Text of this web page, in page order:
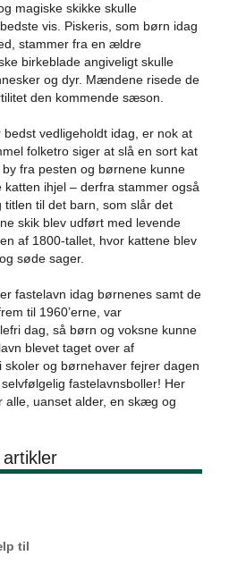
magiske skikke skulle
vis. Piskeris, som børn idag
stammer fra en ældre
birkeblade angiveligt skulle
og dyr. Mændene risede de
den kommende sæson.
vedligeholdt idag, er nok at
folketro siger at slå en sort kat
fra pesten og børnene kunne
katten ihjel – derfra stammer også
til det barn, som slår det
skik blev udført med levende
af 1800-tallet, hvor kattene blev
søde sager.
fastelavn idag børnenes samt de
til 1960’erne, var
dag, så børn og voksne kunne
blevet taget over af
skoler og børnehaver fejrer dagen
fastelavnsboller! Her
alle, uanset alder, en skæg og
til